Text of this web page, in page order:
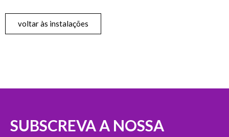
voltar às instalações
SUBSCREVA A NOSSA